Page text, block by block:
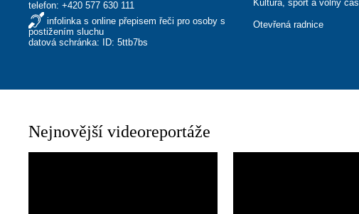
telefon:+420 577 630 111
infolinka s online přepisem řeči pro osoby s
postižením sluchu
datová schránka: ID: 5ttb7bs
Kultura, sport a volný čas
Otevřená radnice
Nejnovější videoreportáže